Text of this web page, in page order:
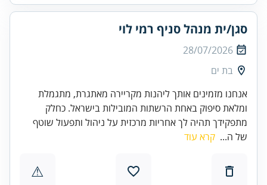
סגן/ית מנהל סניף רמי לוי
28/07/2026
בת ים
אנחנו מזמינים אותך ליהנות מקריירה מאתגרת, מתגמלת
ומלאת סיפוק באחת הרשתות המובילות בישראל. כחלק
מתפקידך תהיה לך אחריות מרכזית על ניהול ותפעול שוטף
של ה... קרא עוד
⚠